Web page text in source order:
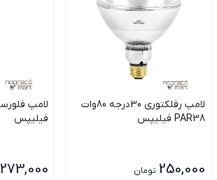
لامپ رفلکتوری 30درجه 80وات
PAR38 فیلیپس
250,000 تومان
فیلیپس
273,000